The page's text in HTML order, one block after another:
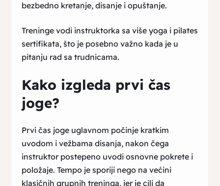
bezbedno kretanje, disanje i opuštanje.
Treninge vodi instruktorka sa više yoga i pilates
sertifikata, što je posebno važno kada je u
pitanju rad sa trudnicama.
Kako izgleda prvi čas
joge?
Prvi čas joge uglavnom počinje kratkim
uvodom i vežbama disanja, nakon čega
instruktor postepeno uvodi osnovne pokrete i
položaje. Tempo je sporiji nego na većini
klasičnih grupnih treninga, jer je cilj da